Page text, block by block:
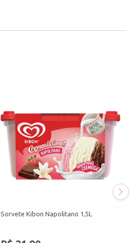
Sorvete Kibon Napolitano 1,5L